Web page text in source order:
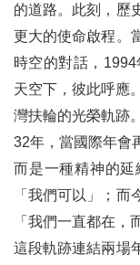
的道路。此刻，歷
更大的使命啟程。
時空的對話，
天空下，彼此呼應
灣扶輪的光榮軌跡。
32年，當國際年會
而是一種精神的延
「我們可以」；
「我們一直都在，
這段軌跡連結兩場